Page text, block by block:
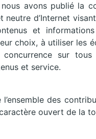
avons publié la
neutre d’Internet
et
choix, à utiliser les
sur
et service.
des
ouvert de la